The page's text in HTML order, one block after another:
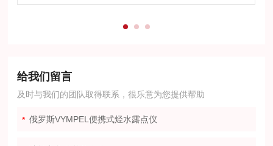
给我们留言
及时与我们的团队取得联系，很乐意为您提供帮助